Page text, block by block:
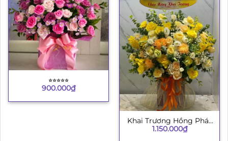
⭐︎⭐︎⭐︎⭐︎⭐︎
900.000₫
Khai Trương Hồng Phát
8
1.150.000₫